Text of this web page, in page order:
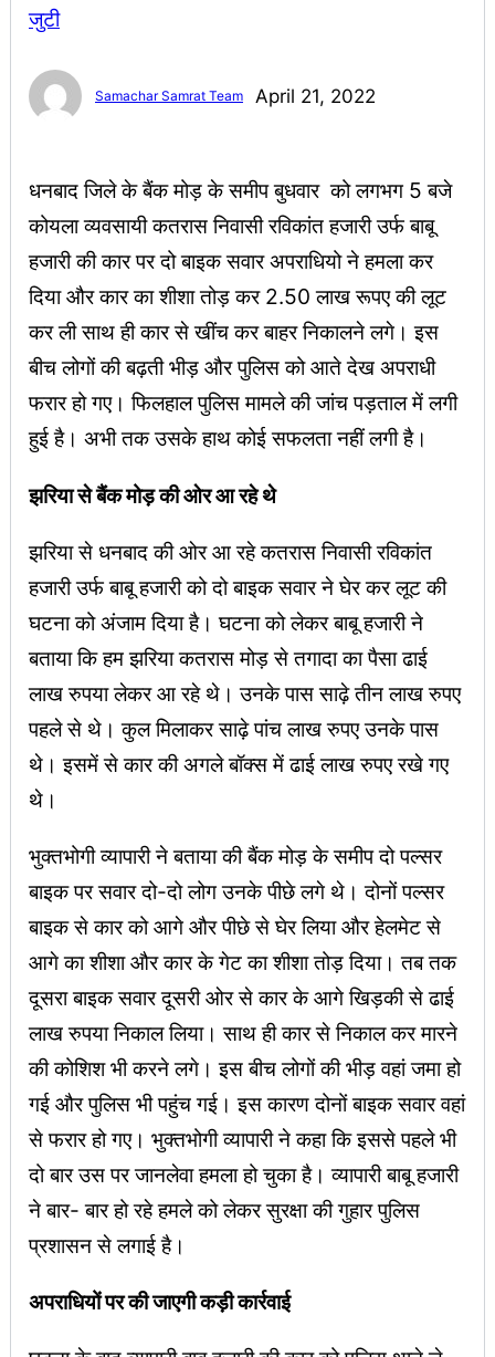
Samachar Samrat Team April 21, 2022
धनबाद जिले के बैंक मोड़ के समीप बुधवार को लगभग 5 बजे
कोयला व्यवसायी कतरास निवासी रविकांत हजारी उर्फ बाबू
हजारी की कार पर दो बाइक सवार अपराधियो ने हमला कर
दिया और कार का शीशा तोड़ कर 2.50 लाख रूपए की लूट
कर ली साथ ही कार से खींच कर बाहर निकालने लगे। इस
बीच लोगों की बढ़ती भीड़ और पुलिस को आते देख अपराधी
फरार हो गए। फिलहाल पुलिस मामले की जांच पड़ताल में लगी
हुई है। अभी तक उसके हाथ कोई सफलता नहीं लगी है।
झरिया से बैंक मोड़ की ओर आ रहे थे
झरिया से धनबाद की ओर आ रहे कतरास निवासी रविकांत
हजारी उर्फ बाबू हजारी को दो बाइक सवार ने घेर कर लूट की
घटना को अंजाम दिया है। घटना को लेकर बाबू हजारी ने
बताया कि हम झरिया कतरास मोड़ से तगादा का पैसा ढाई
लाख रुपया लेकर आ रहे थे। उनके पास साढ़े तीन लाख रुपए
पहले से थे। कुल मिलाकर साढ़े पांच लाख रुपए उनके पास
थे। इसमें से कार की अगले बॉक्स में ढाई लाख रुपए रखे गए
थे।
भुक्तभोगी व्यापारी ने बताया की बैंक मोड़ के समीप दो पल्सर
बाइक पर सवार दो-दो लोग उनके पीछे लगे थे। दोनों पल्सर
बाइक से कार को आगे और पीछे से घेर लिया और हेलमेट से
आगे का शीशा और कार के गेट का शीशा तोड़ दिया। तब तक
दूसरा बाइक सवार दूसरी ओर से कार के आगे खिड़की से ढाई
लाख रुपया निकाल लिया। साथ ही कार से निकाल कर मारने
की कोशिश भी करने लगे। इस बीच लोगों की भीड़ वहां जमा हो
गई और पुलिस भी पहुंच गई। इस कारण दोनों बाइक सवार वहां
से फरार हो गए। भुक्तभोगी व्यापारी ने कहा कि इससे पहले भी
दो बार उस पर जानलेवा हमला हो चुका है। व्यापारी बाबू हजारी
ने बार- बार हो रहे हमले को लेकर सुरक्षा की गुहार पुलिस
प्रशासन से लगाई है।
अपराधियों पर की जाएगी कड़ी कार्रवाई